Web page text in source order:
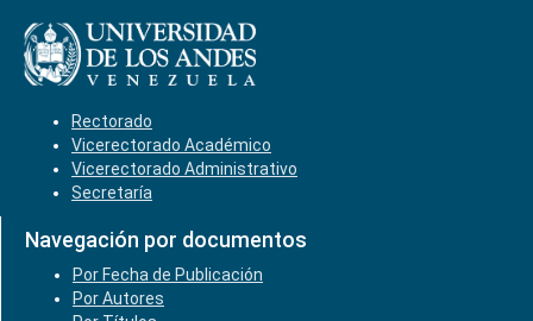
Rectorado
Vicerectorado Académico
Vicerectorado Administrativo
Secretaría
Navegación por documentos
Por Fecha de Publicación
Por Autores